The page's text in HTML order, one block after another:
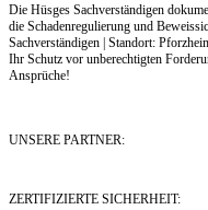
Die Hüsges Sachverständigen
die Schadenregulierung und
Sachverständigen | Standort:
Ihr Schutz vor unberechtigten
Ansprüche!
UNSERE PARTNER:
ZERTIFIZIERTE SICHERHEIT: